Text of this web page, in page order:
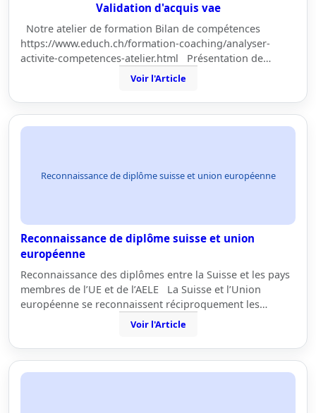
Validation d'acquis vae
Notre atelier de formation Bilan de compétences
https://www.educh.ch/formation-coaching/analyser-
activite-competences-atelier.html Présentation de…
Voir l'Article
Reconnaissance de diplôme suisse et union européenne
Reconnaissance de diplôme suisse et union
européenne
Reconnaissance des diplômes entre la Suisse et les pays
membres de l’UE et de l’AELE La Suisse et l’Union
européenne se reconnaissent réciproquement les…
Voir l'Article